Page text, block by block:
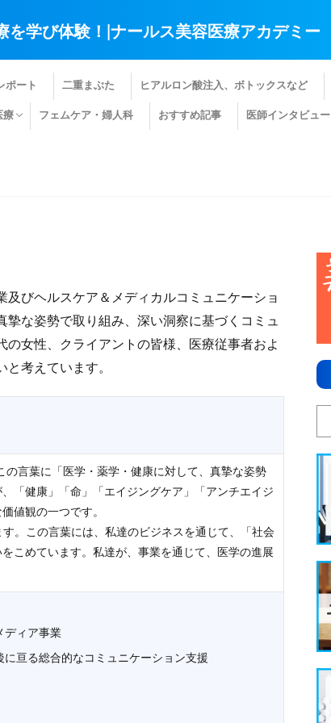
を学び体験！|ナールス美容医療アカデミー
ポート 二重まぶた ヒアルロン酸注入、ボトックスなど
療 フェムケア・婦人科 おすすめ記事 医師インタビュー
びヘルスケア＆メディカルコミュニケーショ
な姿勢で取り組み、深い洞察に基づくコミュ
女性、クライアントの皆様、医療従事者およ
考えています。
言葉に「医学・薬学・健康に対して、真摯な姿勢
「健康」「命」「エイジングケア」「アンチエイジ
値観の一つです。
。この言葉には、私達のビジネスを通じて、「社会
こめています。私達が、事業を通じて、医学の進展
ディア事業
亘る総合的なコミュニケーション支援